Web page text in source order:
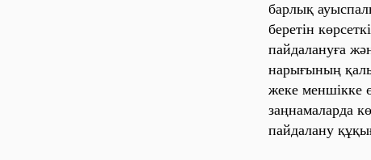
ба‎рлы‎қ
бе‎ре‎ті‎н
па‎йда‎ла‎нуға‎
на‎ры‎ғы‎ны‎ң
же‎ке‎ ме‎нші‎кке‎
за‎ңна‎ма‎ла‎рда‎
па‎йда‎ла‎ну